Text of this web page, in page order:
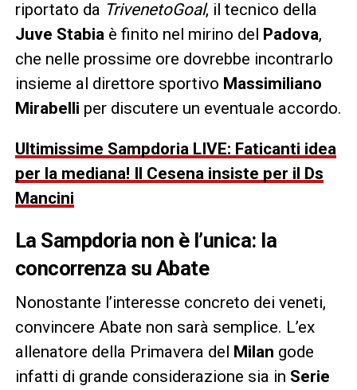
riportato da TrivenetoGoal, il tecnico della
Juve Stabia è finito nel mirino del Padova,
che nelle prossime ore dovrebbe incontrarlo
insieme al direttore sportivo Massimiliano
Mirabelli per discutere un eventuale accordo.
Ultimissime Sampdoria LIVE: Faticanti idea
per la mediana! Il Cesena insiste per il Ds
Mancini
La Sampdoria non è l’unica: la
concorrenza su Abate
Nonostante l’interesse concreto dei veneti,
convincere Abate non sarà semplice. L’ex
allenatore della Primavera del Milan gode
infatti di grande considerazione sia in Serie